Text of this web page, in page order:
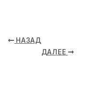
НАЗАД
ДАЛЕЕ